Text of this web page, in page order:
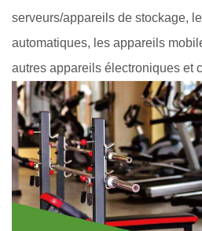
serveurs/appareils de stockage,
automatiques, les appareils
autres appareils électroniques et